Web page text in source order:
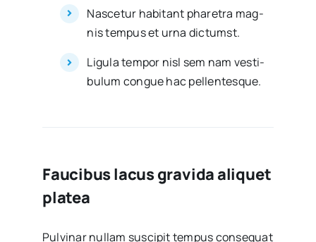
Nas­ce­tur habi­tant pha­re­tra mag­
nis tem­pus et urna dic­tumst.
Ligu­la tem­por nisl sem nam ves­ti­
bu­lum con­gue hac pellen­tes­que.
Faucibus lacus gravida aliquet
platea
Pul­vi­nar nullam sus­ci­pit tem­pus con­se­quat